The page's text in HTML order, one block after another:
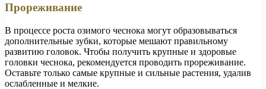
Прореживание
В процессе роста озимого чеснока могут образовываться
дополнительные зубки, которые мешают правильному
развитию головок. Чтобы получить крупные и здоровые
головки чеснока, рекомендуется проводить прореживание.
Оставьте только самые крупные и сильные растения, удалив
ослабленные и мелкие.